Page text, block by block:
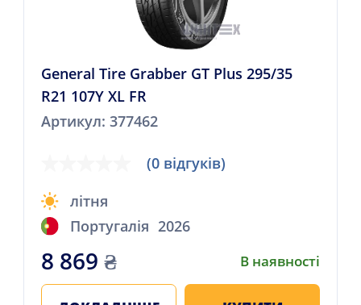
General Tire Grabber GT Plus 295/35
R21 107Y XL FR
Артикул: 377462
(0 відгуків)
літня
Португалія 2026
8 869 ₴ В наявності